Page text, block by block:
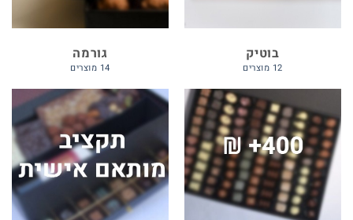
בוטיק
12 מוצרים
גורמה
14 מוצרים